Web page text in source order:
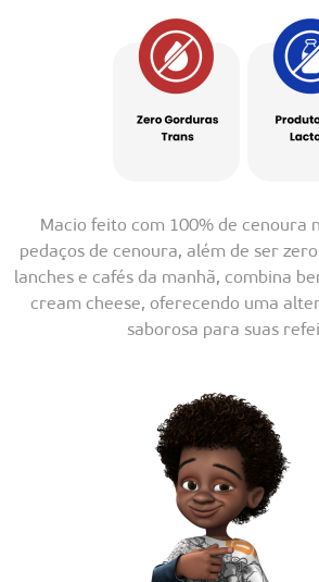
Macio feito com 100% de cenoura
pedaços de cenoura, além de ser
lanches e cafés da manhã, combina
cream cheese, oferecendo uma
saborosa para suas